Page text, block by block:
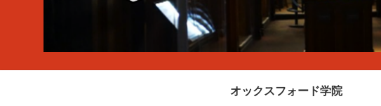
オックスフォード学院